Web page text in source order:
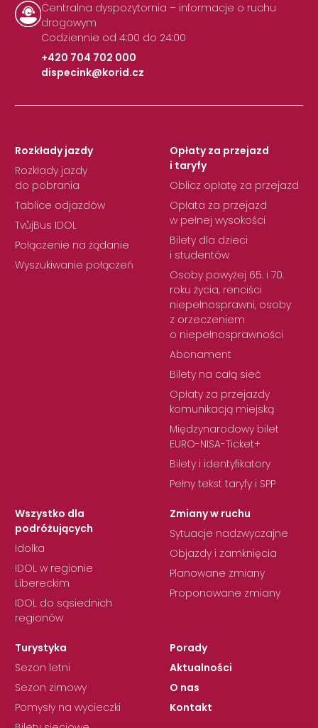
Centralna dyspozytornia – informacje o ruchu
drogowym
Codziennie od 4:00 do 24:00
+420 704 702 000
|
dispecink@korid.cz
Rozkłady jazdy
Rozkłady jazdy
do pobrania
Tablice odjazdów
TvůjBus IDOL
Połączenie na żądanie
Wyszukiwanie połączeń
Opłaty za przejazd
i taryfy
Oblicz opłatę za przejazd
Opłata za przejazd
w pełnej wysokości
Bilety dla dzieci
i studentów
Osoby powyżej 65. i 70.
roku życia, renciści
niepełnosprawni, osoby
z orzeczeniem
o niepełnosprawności
Abonament
Bilety na całą sieć
Opłaty za przejazdy
komunikacją miejską
Międzynarodowy bilet
EURO-NISA-Ticket+
Bilety i identyfikatory
Pełny tekst taryfy i SPP
Wszystko dla
podróżujących
Idolka
IDOL w regionie
Libereckim
IDOL do sąsiednich
regionów
Zmiany w ruchu
Sytuacje nadzwyczajne
Objazdy i zamknięcia
Planowane zmiany
Proponowane zmiany
Turystyka
Sezon letni
Sezon zimowy
Pomysły na wycieczki
Porady
Aktualności
O nas
Kontakt